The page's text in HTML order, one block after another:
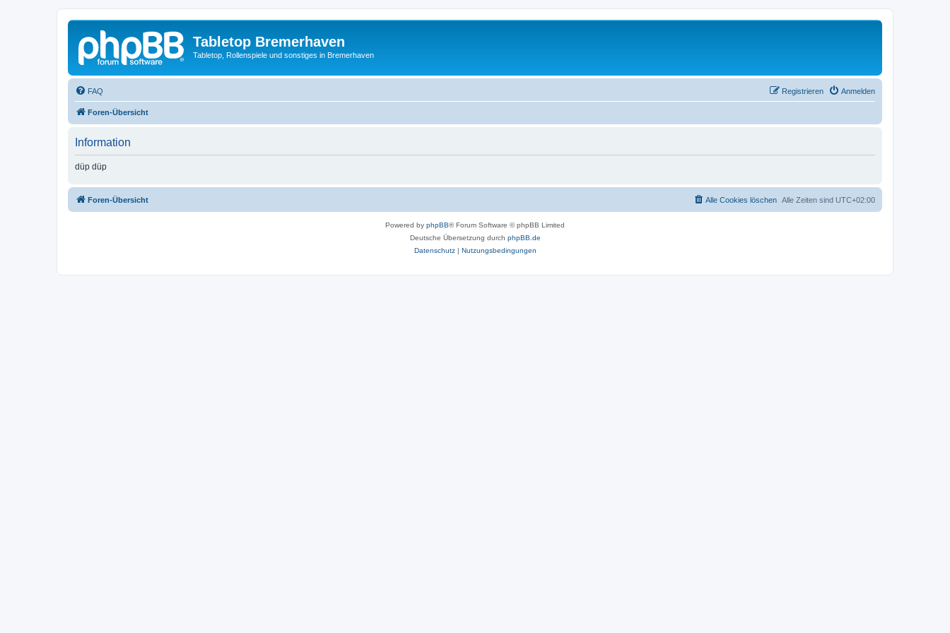
Tabletop Bremerhaven
Tabletop, Rollenspiele und sonstiges in Bremerhaven
FAQ Anmelden
Registrieren
Foren-Übersicht
Information
düp düp
Foren-Übersicht Alle Zeiten sind UTC+02:00
Alle Cookies löschen
Powered by phpBB® Forum Software © phpBB Limited
Deutsche Übersetzung durch phpBB.de
Datenschutz| Nutzungsbedingungen